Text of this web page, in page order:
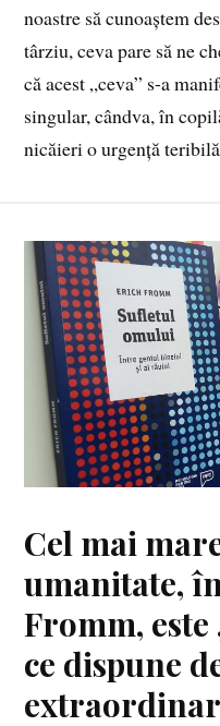
noastre să cunoaștem
târziu, ceva pare să ne
că acest „ceva” s-a
singular, cândva, în
nicăieri o urgență
Cel mai
umanitate,
Fromm,
ce dispune